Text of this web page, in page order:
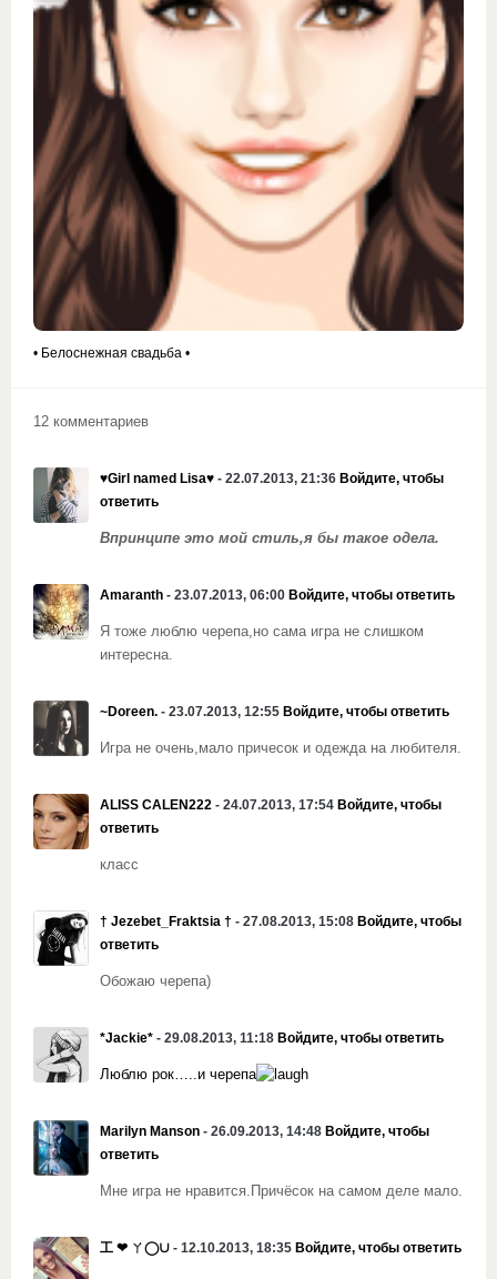
• Белоснежная свадьба •
12 комментариев
♥Girl named Lisa♥ - 22.07.2013, 21:36 Войдите, чтобы
ответить
Впринципе это мой стиль,я бы такое одела.
Amaranth - 23.07.2013, 06:00 Войдите, чтобы ответить
Я тоже люблю черепа,но сама игра не слишком
интересна.
~Doreen. - 23.07.2013, 12:55 Войдите, чтобы ответить
Игра не очень,мало причесок и одежда на любителя.
ALISS CALEN222 - 24.07.2013, 17:54 Войдите, чтобы
ответить
класс
† Jezebet_Fraktsia † - 27.08.2013, 15:08 Войдите, чтобы
ответить
Обожаю черепа)
*Jackie* - 29.08.2013, 11:18 Войдите, чтобы ответить
Люблю рок…..и черепа
Marilyn Manson - 26.09.2013, 14:48 Войдите, чтобы
ответить
Мне игра не нравится.Причёсок на самом деле мало.
工 ❤ ㄚ◯∪ - 12.10.2013, 18:35 Войдите, чтобы ответить